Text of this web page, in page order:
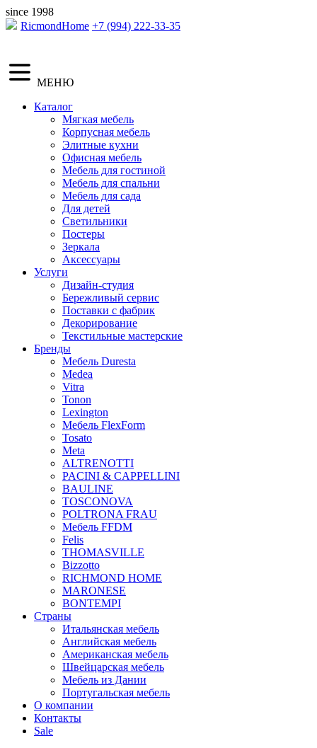
since 1998
RicmondHome +7 (994) 222-33-35
МЕНЮ
Каталог
Мягкая мебель
Корпусная мебель
Элитные кухни
Офисная мебель
Мебель для гостиной
Мебель для спальни
Мебель для сада
Для детей
Светильники
Постеры
Зеркала
Аксессуары
Услуги
Дизайн-студия
Бережливый сервис
Поставки с фабрик
Декорирование
Текстильные мастерские
Бренды
Мебель Duresta
Medea
Vitra
Tonon
Lexington
Мебель FlexForm
Tosato
Meta
ALTRENOTTI
PACINI & CAPPELLINI
BAULINE
TOSCONOVA
POLTRONA FRAU
Мебель FFDM
Felis
THOMASVILLE
Bizzotto
RICHMOND HOME
MARONESE
BONTEMPI
Страны
Итальянская мебель
Английская мебель
Американская мебель
Швейцарская мебель
Мебель из Дании
Португальская мебель
О компании
Контакты
Sale